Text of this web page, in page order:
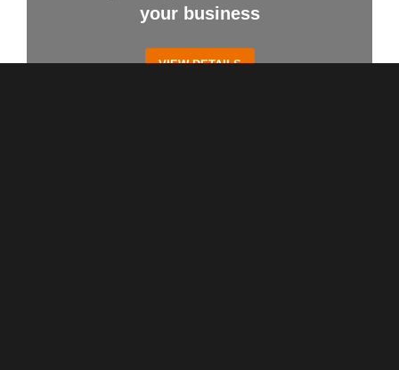
your business
VIEW DETAILS